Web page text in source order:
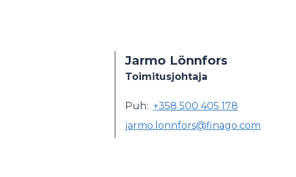
Jarmo Lönnfors
Toimitusjohtaja
Puh: +358 500 405 178
jarmo.lonnfors@finago.com